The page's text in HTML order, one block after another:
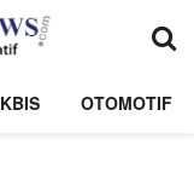
OTOMOTIF